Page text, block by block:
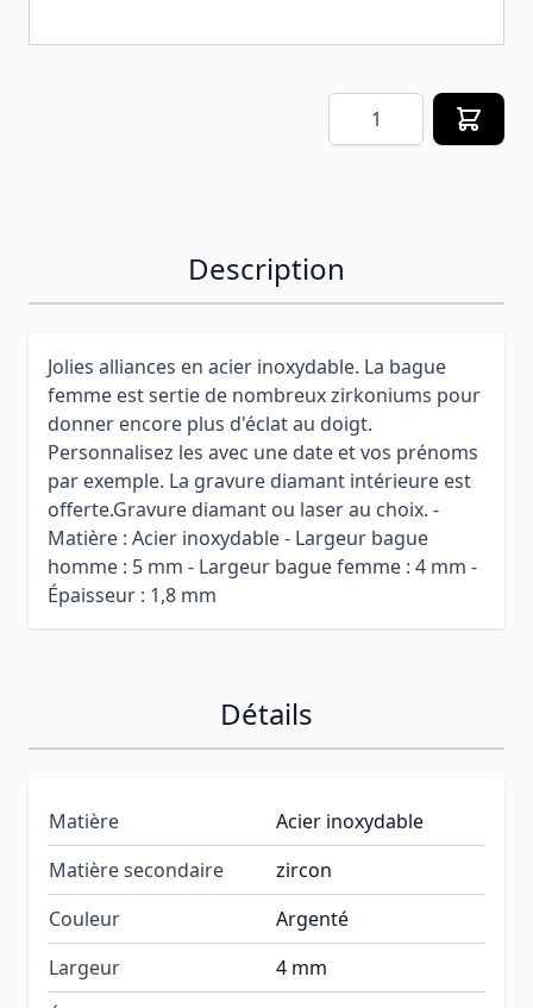
Quantité
Description
Jolies alliances en acier inoxydable. La bague
femme est sertie de nombreux zirkoniums pour
donner encore plus d'éclat au doigt.
Personnalisez les avec une date et vos prénoms
par exemple. La gravure diamant intérieure est
offerte.Gravure diamant ou laser au choix. -
Matière : Acier inoxydable - Largeur bague
homme : 5 mm - Largeur bague femme : 4 mm -
Épaisseur : 1,8 mm
Détails
Matière
Acier inoxydable
Matière secondaire
zircon
Couleur
Argenté
Largeur
4 mm